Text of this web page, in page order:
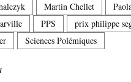
Martin Chellet
PPS
prix philippe
Sciences Polémiques